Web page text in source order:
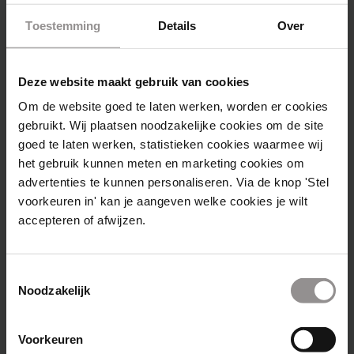
Toestemming Details Over
Deze website maakt gebruik van cookies
Om de website goed te laten werken, worden er cookies
gebruikt. Wij plaatsen noodzakelijke cookies om de site
goed te laten werken, statistieken cookies waarmee wij
het gebruik kunnen meten en marketing cookies om
advertenties te kunnen personaliseren. Via de knop 'Stel
voorkeuren in' kan je aangeven welke cookies je wilt
accepteren of afwijzen.
Noodzakelijk
Voorkeuren
Ik denk de collectieve shift. Gezellig met z’n
alle knallen! De vibe die er hangt op zo’n
Wat vind je het leukste aan bij Fonky
werken?
Ik heb eerder wel andere baantjes gehad
en toen had ik zoiets van “Shit, ik moet
straks werken”, maar bij Fonky heb ik dat
nog nooit gehad. Ook al heb je een keer een
Om af te sluiten: Wat is jouw gouden sales
Wat ik altijd zeg als je gaat beginnen, leer
de pitch uit je hoofd en als je die helemaal